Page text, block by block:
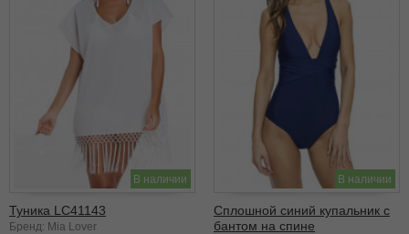
В наличии
Туника LC41143
Бренд: Mia Lover
В наличии
Сплошной синий купальник с
бантом на спине